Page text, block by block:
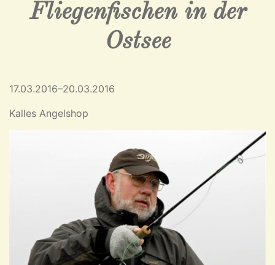
Fliegenfischen in der
Ostsee
17.03.2016–20.03.2016
Kalles Angelshop